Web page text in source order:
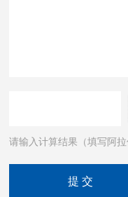
请输入计算结果（填写阿